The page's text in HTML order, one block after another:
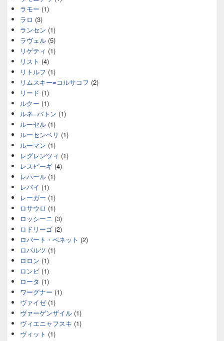
ラモー (1)
ラロ (3)
ランセン (1)
ラヴェル (5)
リゲティ (1)
リスト (4)
リトルフ (1)
リムスキー=コルサコフ (2)
リード (1)
ルクー (1)
ルネ=バトン (1)
ルーセル (1)
ルーセンベリ (1)
ルーマン (1)
レグレンツィ (1)
レスピーギ (4)
レハール (1)
レバイ (1)
レーガー (1)
ロサウロ (1)
ロッシーニ (3)
ロドリーゴ (2)
ロバート・ベネット (2)
ロパルツ (1)
ロロン (1)
ロンビ (1)
ロータ (1)
ワーグナー (1)
ヴァイゼ(1)
ヴァーゲンザイル (1)
ヴィエニャフスキ (1)
ヴィット (1)